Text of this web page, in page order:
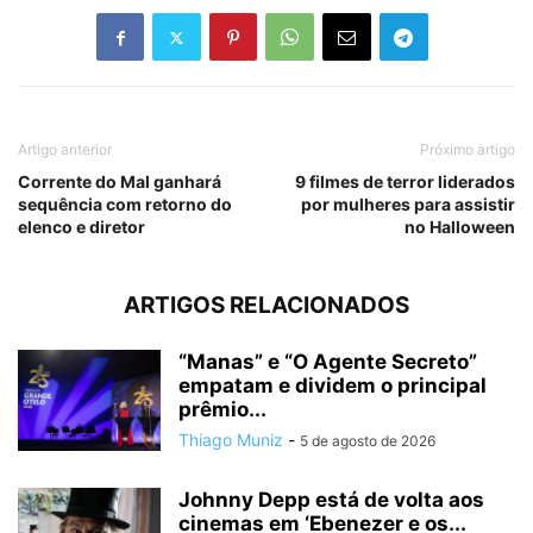
Artigo anterior
Corrente do Mal ganhará
sequência com retorno do
elenco e diretor
Próximo artigo
9 filmes de terror liderados
por mulheres para assistir
no Halloween
ARTIGOS RELACIONADOS
“Manas” e “O Agente Secreto”
empatam e dividem o principal
prêmio...
Thiago Muniz - 5 de agosto de 2026
Johnny Depp está de volta aos
cinemas em ‘Ebenezer e os...